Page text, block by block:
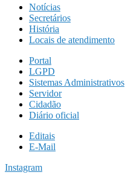
Notícias
Secretários
História
Locais de atendimento
Portal
LGPD
Sistemas Administrativos
Servidor
Cidadão
Diário oficial
Editais
E-Mail
Instagram